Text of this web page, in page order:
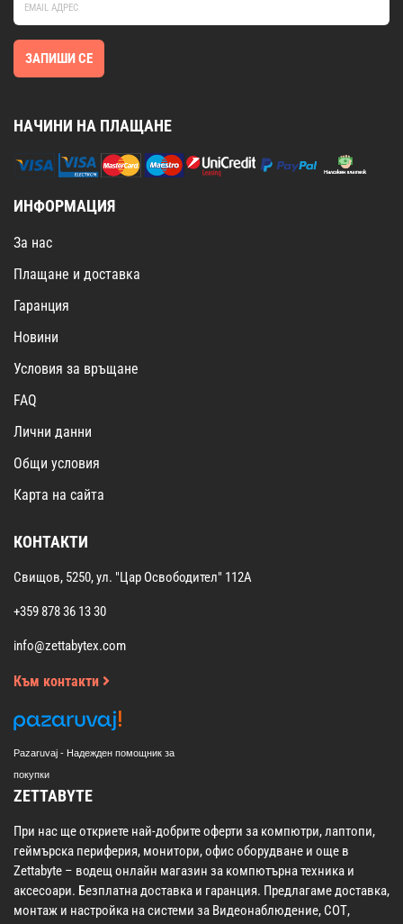
ЗАПИШИ СЕ
НАЧИНИ НА ПЛАЩАНЕ
ИНФОРМАЦИЯ
За нас
Плащане и доставка
Гаранция
Новини
Условия за връщане
FAQ
Лични данни
Общи условия
Карта на сайта
КОНТАКТИ
Свищов, 5250, ул. "Цар Освободител" 112А
+359 878 36 13 30
info@zettabytex.com
Към контакти
Pazaruvaj - Надежден помощник за
покупки
ZETTABYTE
При нас ще откриете най-добрите оферти за компютри, лаптопи,
геймърска периферия, монитори, офис оборудване и още в
Zettabyte – водещ онлайн магазин за компютърна техника и
аксесоари. Безплатна доставка и гаранция. Предлагаме доставка,
монтаж и настройка на системи за Видеонаблюдение, СОТ,